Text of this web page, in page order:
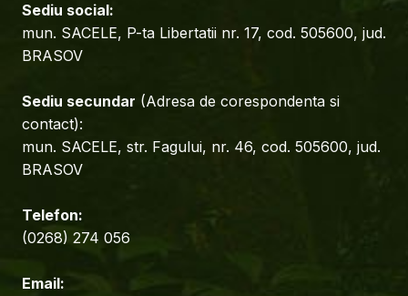
Sediu social:
mun. SACELE, P-ta Libertatii nr. 17, cod. 505600, jud.
BRASOV
Sediu secundar (Adresa de corespondenta si
contact):
mun. SACELE, str. Fagului, nr. 46, cod. 505600, jud.
BRASOV
Telefon:
(0268) 274 056
Email: